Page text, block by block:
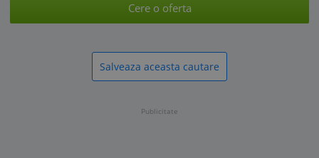
Cere o oferta
Salveaza aceasta cautare
Publicitate